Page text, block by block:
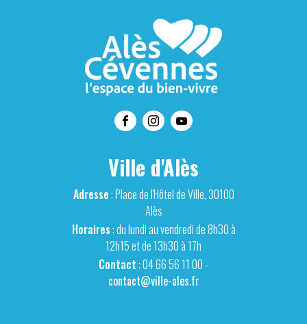
Ville d'Alès
Adresse: Place de l'Hôtel de Ville, 30100
Alès
Horaires: du lundi au vendredi de 8h30 à
12h15 et de 13h30 à 17h
Contact: 04 66 56 11 00 -
contact@ville-ales.fr